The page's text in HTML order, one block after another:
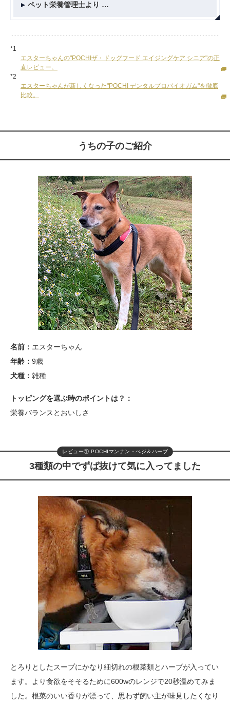
ペット栄養管理士より
*1
エスターちゃんの"POCHIザ・ドッグフード エイジングケア シニア"の正
直レビュー。
*2
エスターちゃんが新しくなった"POCHI デンタルプロバイオガム"を徹底
比較。
うちの子のご紹介
名前： エスターちゃん
年齢： 9歳
犬種： 雑種
トッピングを選ぶ時のポイントは？：
栄養バランスとおいしさ
レビュー① POCHIマンナン・べジ＆ハーブ
3種類の中でずば抜けて気に入ってました
とろりとしたスープにかなり細切れの根菜類とハーブが入ってい
ます。より食欲をそそるために600wのレンジで20秒温めてみま
した。根菜のいい香りが漂って、思わず飼い主が味見したくなり